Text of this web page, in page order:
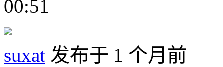
00:51
suxat 发布于 1 个月前